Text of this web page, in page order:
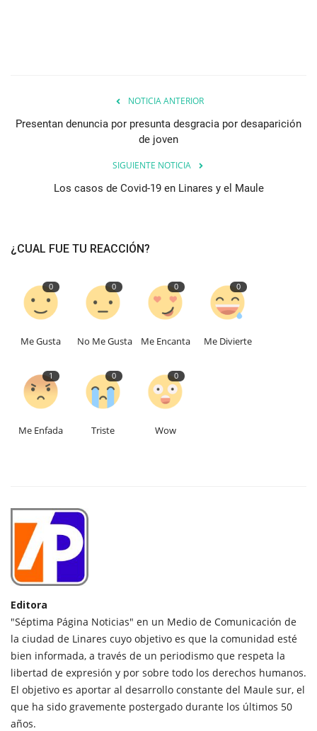
NOTICIA ANTERIOR
Presentan denuncia por presunta desgracia por desaparición
de joven
SIGUIENTE NOTICIA
Los casos de Covid-19 en Linares y el Maule
¿CUAL FUE TU REACCIÓN?
0
Me Gusta
0
No Me Gusta
0
Me Encanta
0
Me Divierte
1
Me Enfada
0
Triste
0
Wow
Editora
"Séptima Página Noticias" en un Medio de Comunicación de
la ciudad de Linares cuyo objetivo es que la comunidad esté
bien informada, a través de un periodismo que respeta la
libertad de expresión y por sobre todo los derechos humanos.
El objetivo es aportar al desarrollo constante del Maule sur, el
que ha sido gravemente postergado durante los últimos 50
años.